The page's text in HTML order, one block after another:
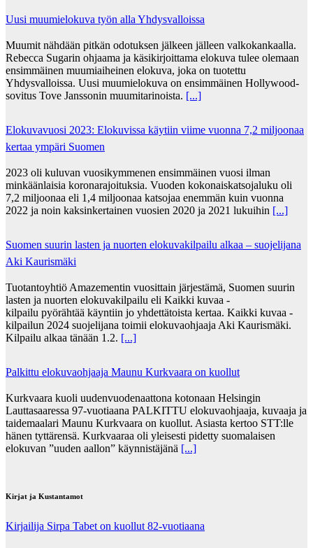
Uusi muumielokuva työn alla Yhdysvalloissa
Muumit nähdään pitkän odotuksen jälkeen jälleen valkokankaalla.
Rebecca Sugarin ohjaama ja käsikirjoittama elokuva tulee olemaan
ensimmäinen muumiaiheinen elokuva, joka on tuotettu
Yhdysvalloissa. Uusi muumielokuva on ensimmäinen Hollywood-
sovitus Tove Janssonin muumitarinoista. [...]
Elokuvavuosi 2023: Elokuvissa käytiin viime vuonna 7,2 miljoonaa
kertaa ympäri Suomen
2023 oli kuluvan vuosikymmenen ensimmäinen vuosi ilman
minkäänlaisia koronarajoituksia. Vuoden kokonaiskatsojaluku oli
7,2 miljoonaa eli 1,4 miljoonaa katsojaa enemmän kuin vuonna
2022 ja noin kaksinkertainen vuosien 2020 ja 2021 lukuihin [...]
Suomen suurin lasten ja nuorten elokuvakilpailu alkaa – suojelijana
Aki Kaurismäki
Tuotantoyhtiö Amazementin vuosittain järjestämä, Suomen suurin
lasten ja nuorten elokuvakilpailu eli Kaikki kuvaa -
kilpailu pyörähtää käyntiin jo yhdettätoista kertaa. Kaikki kuvaa -
kilpailun 2024 suojelijana toimii elokuvaohjaaja Aki Kaurismäki.
Kilpailu alkaa tänään 1.2. [...]
Palkittu elokuvaohjaaja Maunu Kurkvaara on kuollut
Kurkvaara kuoli uudenvuodenaattona kotonaan Helsingin
Lauttasaaressa 97-vuotiaana PALKITTU elokuvaohjaaja, kuvaaja ja
taidemaalari Maunu Kurkvaara on kuollut. Asiasta kertoo STT:lle
hänen tyttärensä. Kurkvaaraa oli yleisesti pidetty suomalaisen
elokuvan ”uuden aallon” käynnistäjänä [...]
Kirjat ja Kustantamot
Kirjailija Sirpa Tabet on kuollut 82-vuotiaana